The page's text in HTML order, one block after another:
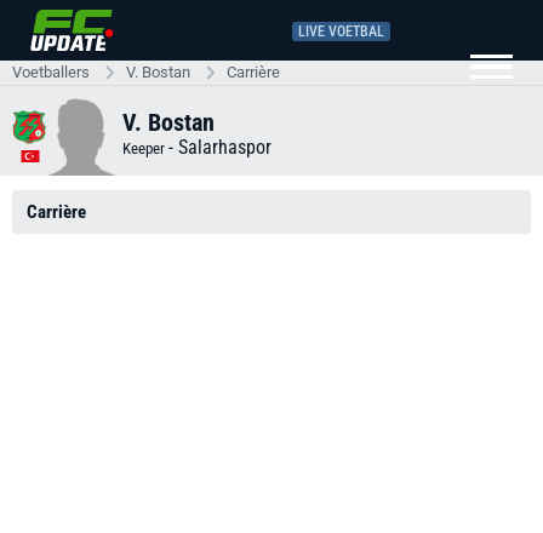
LIVE VOETBAL
Voetballers V. Bostan Carrière
V. Bostan
Keeper - Salarhaspor
Carrière